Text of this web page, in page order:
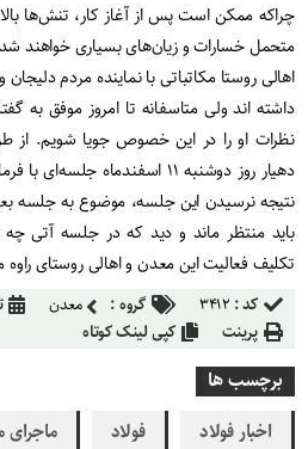
چراکه ممکن است پس از آغاز کار، تنش‌ها
متحمل خسارات و زیان‌های بسیاری خواهند
اهالی روستا مکاتباتی با نماینده مردم
داشته اند ولی متاسفانه تا امروز موفق به
نظرات او را در این خصوص جویا شویم. از
دهیار روز دوشنبه ۱۱ اسفندماه
نتیجه نرسیدن این جلسه، موضوع به جلسه
باید منتظر ماند و دید که در جلسه آتی
تکلیف فعالیت این معدن و اهالی روستای
کد : ۳۴۱۲ گروه : معدن
پرینت
کپی لینک کوتاه
برچسب ها
اخبار فولاد
فولاد
ماجرای